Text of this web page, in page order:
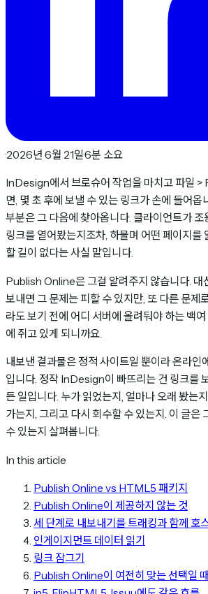
·2026년 6월 21일·6분 소요
InDesign에서 브로슈어 작업을 마치고 파일
면, 몇 초 후에 보낼 수 있는 링크가 손에 들어옵
부분은 그 다음에 찾아옵니다. 클라이언트가 조
링크를 열어봤는지조차, 하물며 어떤 페이지를
할 길이 없다는 사실 말입니다.
Publish Online은 그걸 알려주지 않습니다.
보내면 그 문제는 피할 수 있지만, 또 다른 문제
라도 보기 전에 어디 서버에 올려둬야 하는 백
에 쥐고 있게 되니까요.
내보낸 결과물은 정적 사이트일 뿐이라 온라인
입니다. 정작 InDesign이 빠뜨리는 건 링크를
든 일입니다. 누가 읽었는지, 얼마나 오래 봤는
가는지, 그리고 다시 회수할 수 있는지. 이 글은
수 있는지 살펴봅니다.
In this article
Publish Online vs HTML5 패키지
Publish Online이 제공하지 않는 것
세 단계로 내보내기를 트래킹과 함께 호
인게이지먼트 데이터 읽기
링크 잠그기
Publish Online이 여전히 맞는 선택일 때